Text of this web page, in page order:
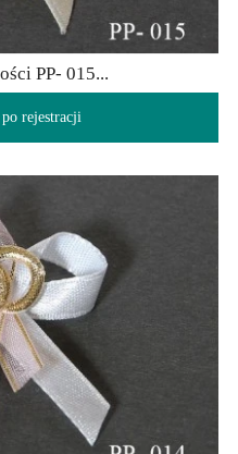
PP- 015...
rejestracji